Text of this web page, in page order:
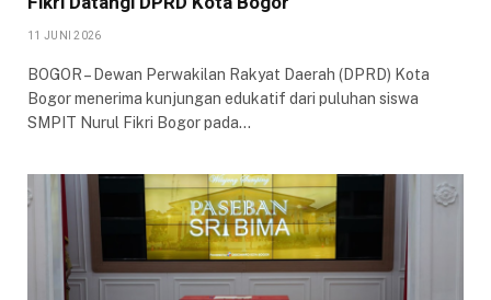
11 JUNI 2026
​BOGOR – Dewan Perwakilan Rakyat Daerah (DPRD) Kota
Bogor menerima kunjungan edukatif dari puluhan siswa
SMPIT Nurul Fikri Bogor pada…